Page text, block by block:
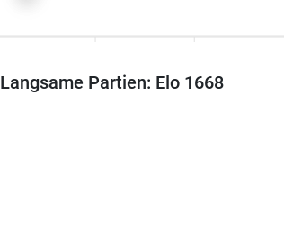
Langsame Partien: Elo 1668